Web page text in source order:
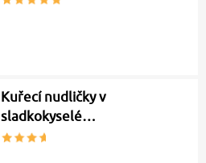
Kuřecí nudličky v
sladkokyselé…